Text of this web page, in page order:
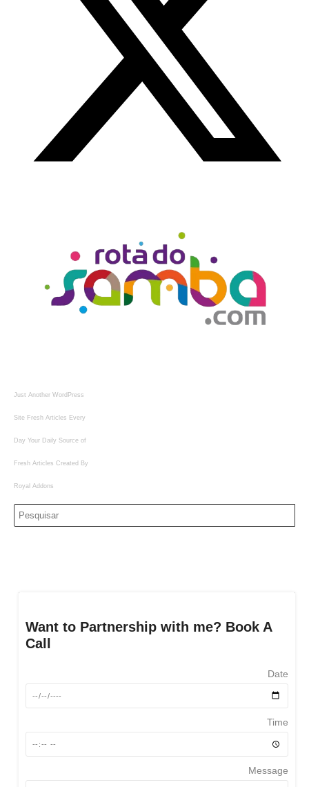
Just Another WordPress
Site Fresh Articles Every
Day Your Daily Source of
Fresh Articles Created By
Royal Addons
Want to Partnership with me? Book A
Call
Date
Time
Message